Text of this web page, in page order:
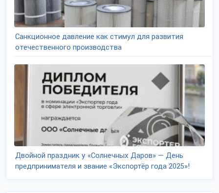
Санкционное давление как стимул для развития
отечественного производства
Двойной праздник у «Солнечных Даров» — День
предпринимателя и звание «Экспортёр года 2025»!